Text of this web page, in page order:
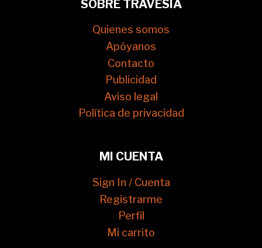
SOBRE TRAVESÍA
Quienes somos
Apóyanos
Contacto
Publicidad
Aviso legal
Política de privacidad
MI CUENTA
Sign In / Cuenta
Registrarme
Perfil
Mi carrito